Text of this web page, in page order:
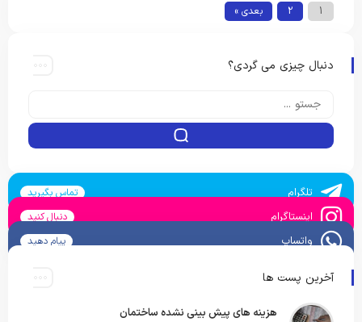
بعدی »
دنبال چیزی می گردی؟
تلگرام تماس بگیرید
اینستاگرام دنبال کنید
واتساپ پیام دهید
آخرین پست ها
هزینه های پیش بینی نشده ساختمان